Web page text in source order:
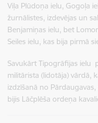
Viļa Plūdoņa ielu, Gogoļa
žurnālistes, izdevējas un
Benjamiņas ielu, bet
Seiles ielu, kas bija pirmā
Savukārt Tipogrāfijas ielu
militārista (lidotāja) vārdā,
izdzīšanā no
bijis Lāčplēša ordeņa